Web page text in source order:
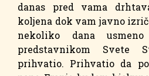
danas pred vama
koljena dok vam javno
nekoliko dana
predstavnikom Svete
prihvatio. Prihvatio da